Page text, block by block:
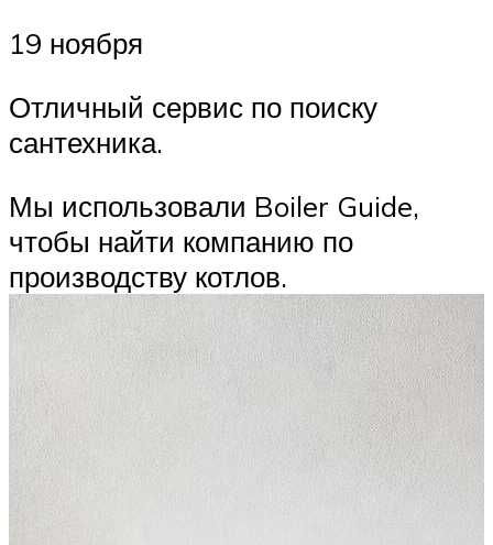
19 ноября
Отличный сервис по поиску
сантехника.
Мы использовали Boiler Guide,
чтобы найти компанию по
производству котлов.